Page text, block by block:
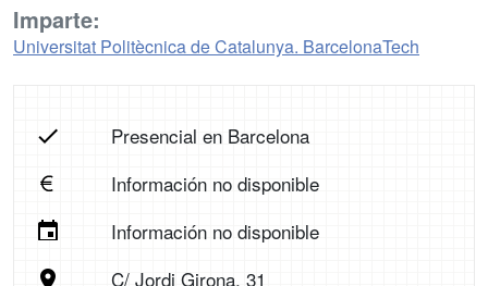
Imparte:
Universitat Politècnica de Catalunya. BarcelonaTech
Presencial en Barcelona
Información no disponible
Información no disponible
C/ Jordi Girona, 31